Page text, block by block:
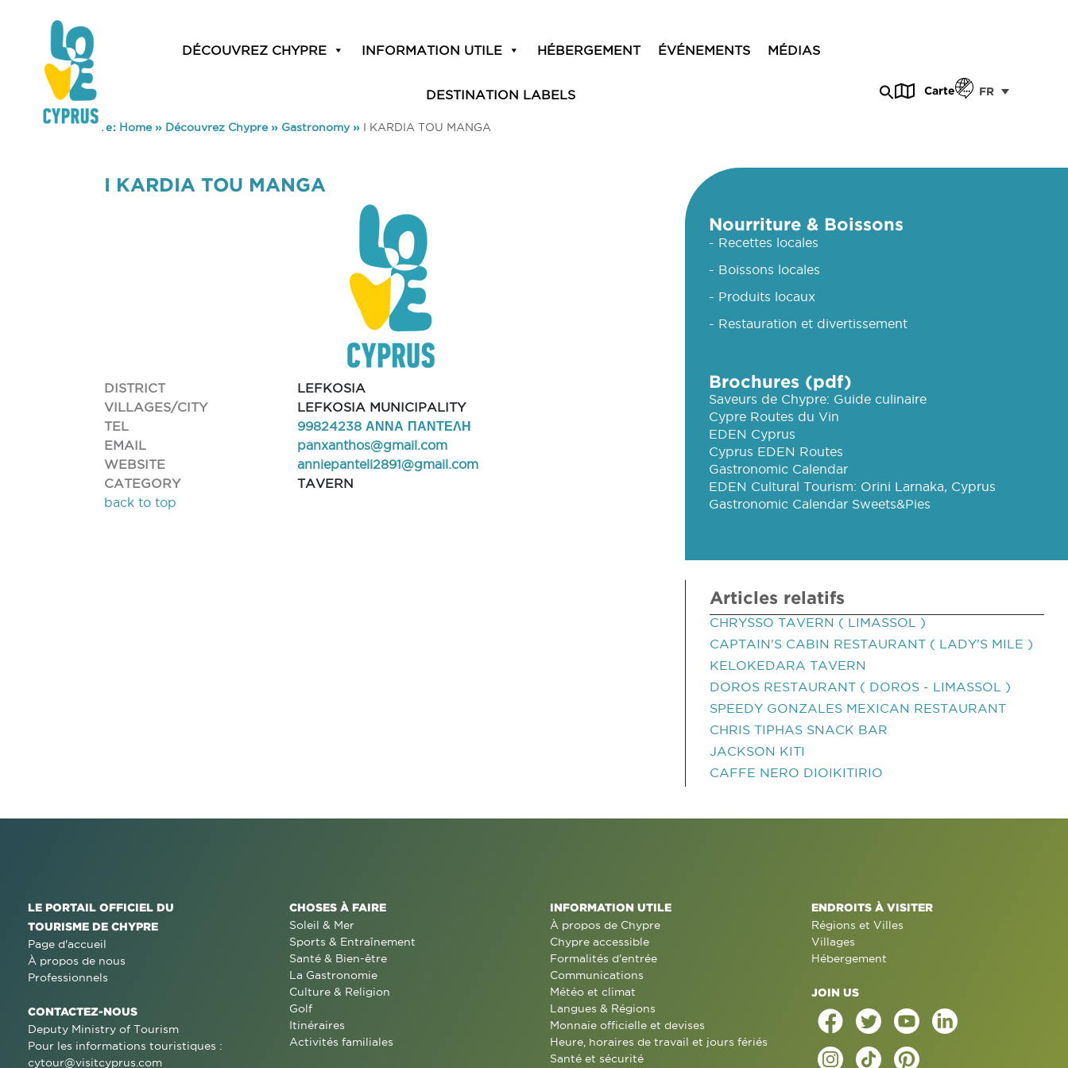
DÉCOUVREZ CHYPRE INFORMATION UTILE HÉBERGEMENT ÉVÉNEMENTS MÉDIAS
DESTINATION LABELS Carte FR
You are here: Home» Découvrez Chypre» Gastronomy» I KARDIA TOU MANGA
I KARDIA TOU MANGA
DISTRICT
LEFKOSIA
VILLAGES/CITY
LEFKOSIA MUNICIPALITY
TEL
99824238 ΑΝΝΑ ΠΑΝΤΕΛΗ
EMAIL
panxanthos@gmail.com
WEBSITE
anniepanteli2891@gmail.com
CATEGORY
TAVERN
back to top
Nourriture & Boissons
- Recettes locales
- Boissons locales
- Produits locaux
- Restauration et divertissement
Brochures (pdf)
Saveurs de Chypre: Guide culinaire
Cypre Routes du Vin
EDEN Cyprus
Cyprus EDEN Routes
Gastronomic Calendar
EDEN Cultural Tourism: Orini Larnaka, Cyprus
Gastronomic Calendar Sweets&Pies
Articles relatifs
CHRYSSO TAVERN ( LIMASSOL )
CAPTAIN'S CABIN RESTAURANT ( LADY'S MILE )
KELOKEDARA TAVERN
DOROS RESTAURANT ( DOROS - LIMASSOL )
SPEEDY GONZALES MEXICAN RESTAURANT
CHRIS TIPHAS SNACK BAR
JACKSON KITI
CAFFE NERO DIOIKITIRIO
LE PORTAIL OFFICIEL DU
TOURISME DE CHYPRE
Page d'accueil
À propos de nous
Professionnels
CONTACTEZ-NOUS
Deputy Ministry of Tourism
Pour les informations touristiques :
cytour@visitcyprus.com
CHOSES À FAIRE
Soleil & Mer
Sports & Entraînement
Santé & Bien-être
La Gastronomie
Culture & Religion
Golf
Itinéraires
Activités familiales
INFORMATION UTILE
À propos de Chypre
Chypre accessible
Formalités d'entrée
Communications
Météo et climat
Langues & Régions
Monnaie officielle et devises
Heure, horaires de travail et jours fériés
Santé et sécurité
ENDROITS À VISITER
Régions et Villes
Villages
Hébergement
JOIN US